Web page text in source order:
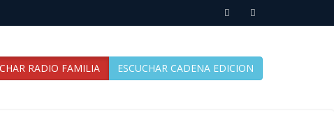
RADIO FAMILIA ESCUCHAR CADENA EDICION